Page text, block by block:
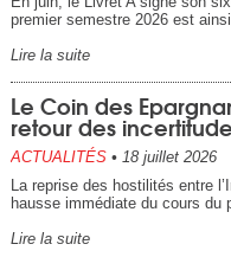
premier semestre 2026 est
Lire la suite
Le Coin des
retour des
ACTUALITÉS • 18 juillet 2026
La reprise des hostilités entre
hausse immédiate du cours
Lire la suite